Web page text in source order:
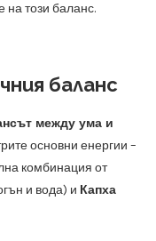
на този баланс.
баланс
между ума и
основни енергии –
комбинация от
и вода) и Капха